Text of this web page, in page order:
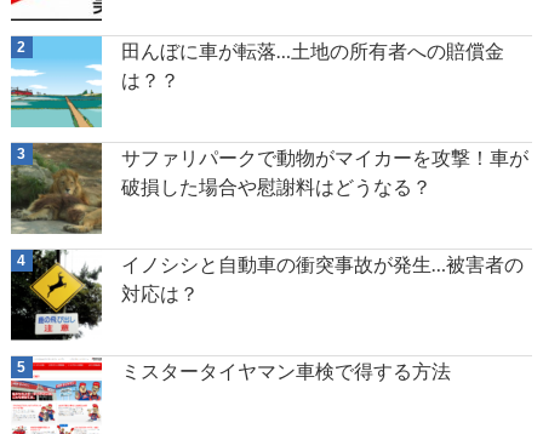
田んぼに車が転落…土地の所有者への賠償金
は？？
サファリパークで動物がマイカーを攻撃！車が
破損した場合や慰謝料はどうなる？
イノシシと自動車の衝突事故が発生…被害者の
対応は？
ミスタータイヤマン車検で得する方法